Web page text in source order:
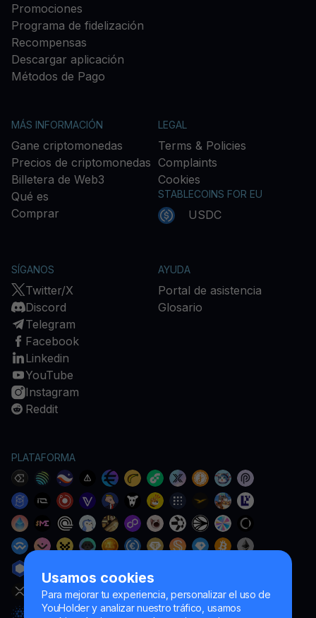
Usamos cookies
Para mejorar tu experiencia, personalizar el uso de
YouHolder y analizar nuestro tráfico, usamos
Promociones
Programa de fidelización
Recompensas
Descargar aplicación
Métodos de Pago
MÁS INFORMACIÓN
Gane criptomonedas
Precios de criptomonedas
Billetera de Web3
Qué es
Comprar
LEGAL
Terms & Policies
Complaints
Cookies
STABLECOINS FOR EU
USDC
SÍGANOS
Twitter/X
Discord
Telegram
Facebook
Linkedin
YouTube
Instagram
Reddit
AYUDA
Portal de asistencia
Glosario
PLATAFORMA